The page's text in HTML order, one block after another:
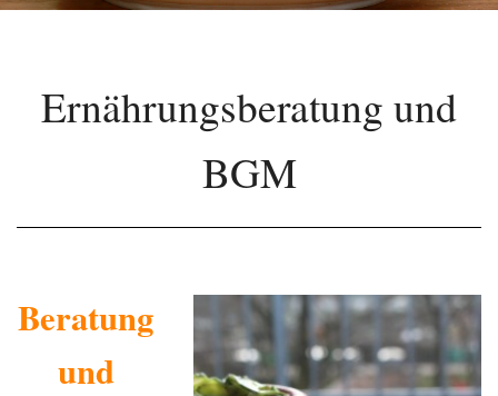
Ernährungsberatung und
BGM
Beratung
und